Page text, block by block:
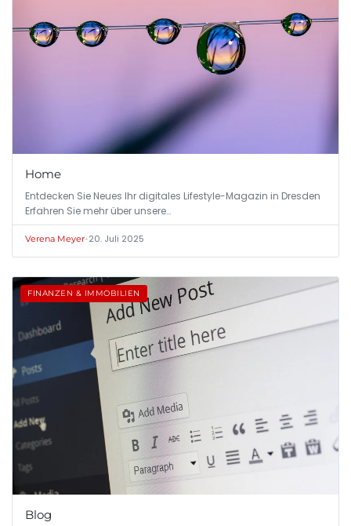
Home
Entdecken Sie Neues Ihr digitales Lifestyle-Magazin in Dresden
Erfahren Sie mehr über unsere…
Verena Meyer•20. Juli 2025
FINANZEN & IMMOBILIEN
Blog